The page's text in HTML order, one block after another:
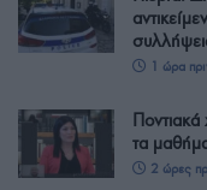
1 ώρα
τα
2 ώρες